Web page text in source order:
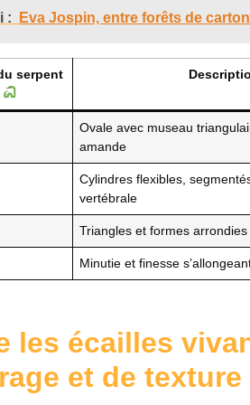
: Eva Jospin, entre forêts de
serpent
Ovale avec museau
amande
Cylindres flexibles,
vertébrale
Triangles et formes
Minutie et finesse
les écailles
et de texture